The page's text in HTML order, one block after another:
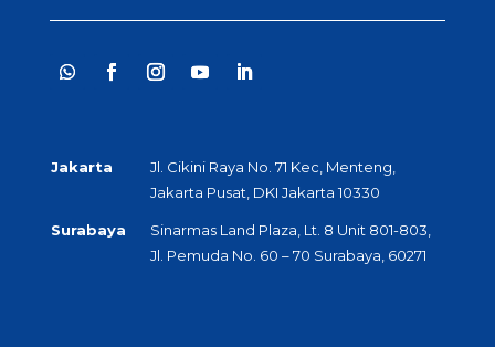
Jakarta
Jl. Cikini Raya No. 71 Kec, Menteng,
Jakarta Pusat, DKI Jakarta 10330
Surabaya
Sinarmas Land Plaza, Lt. 8 Unit 801-803,
Jl. Pemuda No. 60 – 70 Surabaya, 60271